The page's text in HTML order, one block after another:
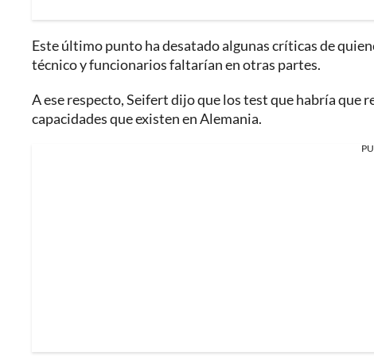
Este último punto ha desatado algunas críticas de
técnico y funcionarios faltarían en otras partes.
A ese respecto, Seifert dijo que los test que habría que
capacidades que existen en Alemania.